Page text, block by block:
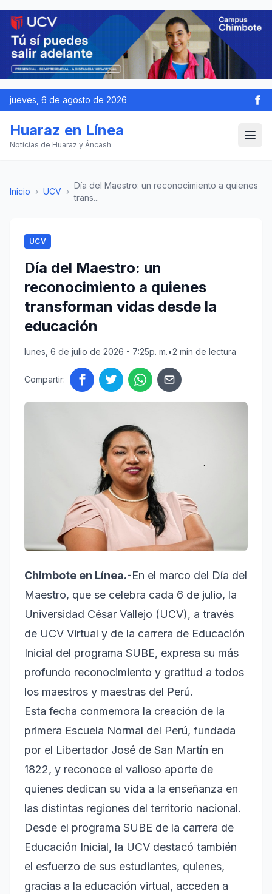
jueves, 6 de agosto de 2026
Huaraz en Línea
Noticias de Huaraz y Áncash
Inicio › UCV ›
Día del Maestro: un reconocimiento a quienes
trans...
UCV
Día del Maestro: un
reconocimiento a quienes
transforman vidas desde la
educación
lunes, 6 de julio de 2026 - 7:25p. m.•2 min de lectura
Compartir:
Chimbote en Línea.-En el marco del Día del
Maestro, que se celebra cada 6 de julio, la
Universidad César Vallejo (UCV), a través
de UCV Virtual y de la carrera de Educación
Inicial del programa SUBE, expresa su más
profundo reconocimiento y gratitud a todos
los maestros y maestras del Perú.
Esta fecha conmemora la creación de la
primera Escuela Normal del Perú, fundada
por el Libertador José de San Martín en
1822, y reconoce el valioso aporte de
quienes dedican su vida a la enseñanza en
las distintas regiones del territorio nacional.
Desde el programa SUBE de la carrera de
Educación Inicial, la UCV destacó también
el esfuerzo de sus estudiantes, quienes,
gracias a la educación virtual, acceden a